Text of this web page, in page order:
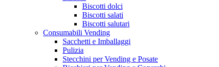
Biscotti dolci
Biscotti salati
Biscotti salutari
Consumabili Vending
Sacchetti e Imballaggi
Pulizia
Stecchini per Vending e Posate